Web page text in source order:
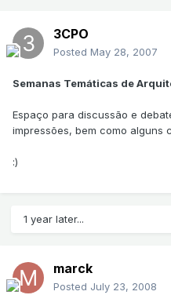
3CPO
Posted May 28, 2007
Semanas Temáticas de
Espaço para discussão e
impressões, bem como alguns
:)
1 year later...
marck
Posted July 23, 2008